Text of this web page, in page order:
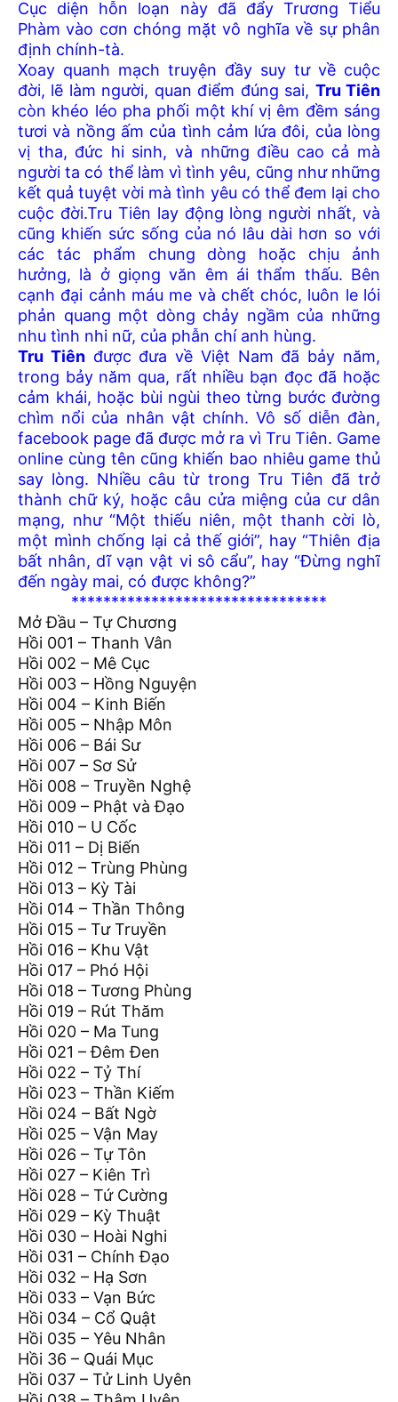
Cục diện hỗn loạn này đã đẩy Trương Tiểu
Phàm vào cơn chóng mặt vô nghĩa về sự phân
định chính-tà.
Xoay quanh mạch truyện đầy suy tư về cuộc
đời, lẽ làm người, quan điểm đúng sai, Tru Tiên
còn khéo léo pha phối một khí vị êm đềm sáng
tươi và nồng ấm của tình cảm lứa đôi, của lòng
vị tha, đức hi sinh, và những điều cao cả mà
người ta có thể làm vì tình yêu, cũng như những
kết quả tuyệt vời mà tình yêu có thể đem lại cho
cuộc đời.Tru Tiên lay động lòng người nhất, và
cũng khiến sức sống của nó lâu dài hơn so với
các tác phẩm chung dòng hoặc chịu ảnh
hưởng, là ở giọng văn êm ái thẩm thấu. Bên
cạnh đại cảnh máu me và chết chóc, luôn le lói
phản quang một dòng chảy ngầm của những
nhu tình nhi nữ, của phẫn chí anh hùng.
Tru Tiênđược đưa về Việt Nam đã bảy năm,
trong bảy năm qua, rất nhiều bạn đọc đã hoặc
cảm khái, hoặc bùi ngùi theo từng bước đường
chìm nổi của nhân vật chính. Vô số diễn đàn,
facebook page đã được mở ra vì Tru Tiên. Game
online cùng tên cũng khiến bao nhiêu game thủ
say lòng. Nhiều câu từ trong Tru Tiên đã trở
thành chữ ký, hoặc câu cửa miệng của cư dân
mạng, như “Một thiếu niên, một thanh cời lò,
một mình chống lại cả thế giới”, hay “Thiên địa
bất nhân, dĩ vạn vật vi sô cẩu”, hay “Đừng nghĩ
đến ngày mai, có được không?”
********************************
Mở Đầu – Tự Chương
Hồi 001 – Thanh Vân
Hồi 002 – Mê Cục
Hồi 003 – Hồng Nguyện
Hồi 004 – Kinh Biến
Hồi 005 – Nhập Môn
Hồi 006 – Bái Sư
Hồi 007 – Sơ Sử
Hồi 008 – Truyền Nghệ
Hồi 009 – Phật và Đạo
Hồi 010 – U Cốc
Hồi 011 – Dị Biến
Hồi 012 – Trùng Phùng
Hồi 013 – Kỳ Tài
Hồi 014 – Thần Thông
Hồi 015 – Tư Truyền
Hồi 016 – Khu Vật
Hồi 017 – Phó Hội
Hồi 018 – Tương Phùng
Hồi 019 – Rút Thăm
Hồi 020 – Ma Tung
Hồi 021 – Đêm Đen
Hồi 022 – Tỷ Thí
Hồi 023 – Thần Kiếm
Hồi 024 – Bất Ngờ
Hồi 025 – Vận May
Hồi 026 – Tự Tôn
Hồi 027 – Kiên Trì
Hồi 028 – Tứ Cường
Hồi 029 – Kỳ Thuật
Hồi 030 – Hoài Nghi
Hồi 031 – Chính Đạo
Hồi 032 – Hạ Sơn
Hồi 033 – Vạn Bức
Hồi 034 – Cổ Quật
Hồi 035 – Yêu Nhân
Hồi 36 – Quái Mục
Hồi 037 – Tử Linh Uyên